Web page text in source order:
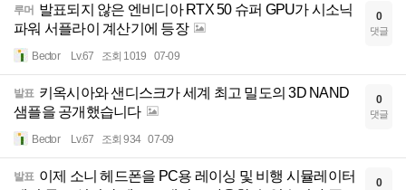
루머 발표되지 않은 엔비디아 RTX 50 슈퍼 GPU가 시소닉
파워 서플라이 계산기에 등장
Bector Lv.67 조회 1019 07-09
0
댓글
발표 키옥시아와 샌디스크가 세계 최고 밀도의 3D NAND
샘플을 공개했습니다
Bector Lv.67 조회 934 07-09
0
댓글
발표 이제 소니 헤드폰을 PC용 레이싱 및 비행 시뮬레이터
0